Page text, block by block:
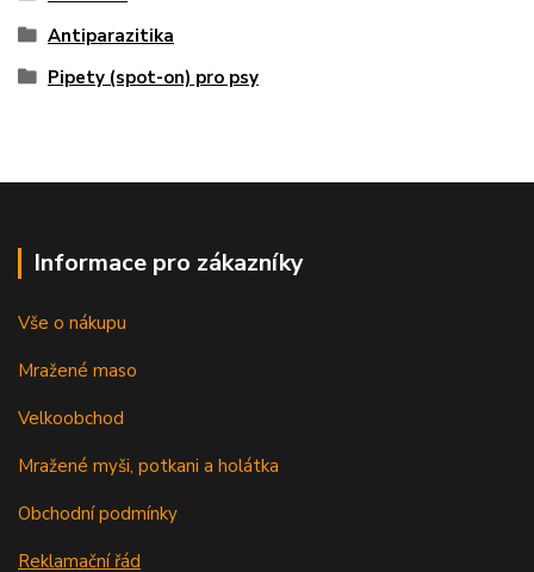
Antiparazitika
Pipety (spot-on) pro psy
Informace pro zákazníky
Vše o nákupu
Mražené maso
Velkoobchod
Mražené myši, potkani a holátka
Obchodní podmínky
Reklamační řád